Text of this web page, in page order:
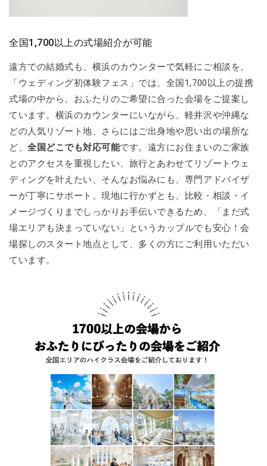
全国1,700以上の式場紹介が可能
遠方での結婚式も、横浜のカウンターで気軽にご相談を。
「ウェディング初体験フェス」では、全国1,700以上の提携
式場の中から、おふたりのご希望に合った会場をご提案し
ています。横浜のカウンターにいながら、軽井沢や沖縄な
どの人気リゾート地、さらにはご出身地や思い出の場所な
ど、全国どこでも対応可能です。遠方にお住まいのご家族
とのアクセスを重視したい、旅行とあわせてリゾートウェ
ディングを叶えたい、そんなお悩みにも、専門アドバイザ
ーが丁寧にサポート。現地に行かずとも、比較・相談・イ
メージづくりまでしっかりお手伝いできるため、「まだ式
場エリアも決まっていない」というカップルでも安心！会
場探しのスタート地点として、多くの方にご利用いただい
ています。